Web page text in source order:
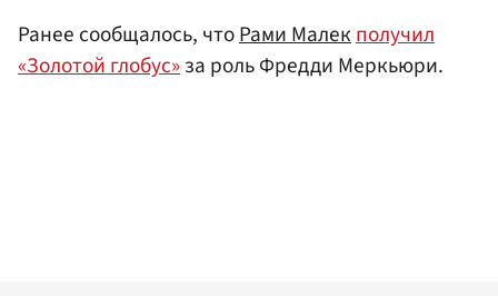
Ранее сообщалось, чтоРами Малекполучил
«Золотой глобус»за роль Фредди Меркьюри.